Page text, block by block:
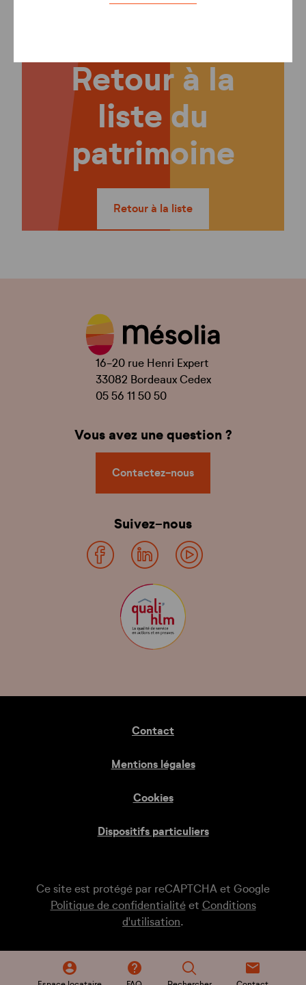
Retour à la
liste du
patrimoine
Retour à la liste
16-20 rue Henri Expert
33082 Bordeaux Cedex
05 56 11 50 50
Vous avez une question ?
Contactez-nous
Suivez-nous
Contact
Mentions légales
Cookies
Dispositifs particuliers
Ce site est protégé par reCAPTCHA et Google
Politique de confidentialitéet Conditions
d'utilisation.